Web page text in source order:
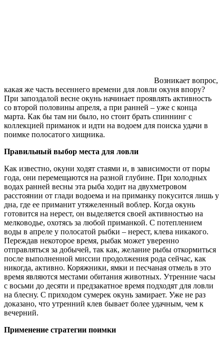
Возникает вопрос,
какая же часть весеннего времени для ловли окуня впору?
При запоздалой весне окунь начинает проявлять активность
со второй половины апреля, а при ранней – уже с конца
марта. Как бы там ни было, но стоит брать спиннинг с
коллекцией приманок и идти на водоем для поиска удачи в
поимке полосатого хищника.
Правильный выбор места для ловли
Как известно, окуни ходят стаями и, в зависимости от поры
года, они перемещаются на разной глубине. При холодных
водах ранней весны эта рыба ходит на двухметровом
расстоянии от глади водоема и на приманку покусится лишь у
дна, где ее приманит утяжеленный воблер. Когда окунь
готовится на нерест, он выделяется своей активностью на
мелководье, охотясь за любой приманкой. С потеплением
воды в апреле у полосатой рыбки – нерест, клева никакого.
Переждав некоторое время, рыбак может уверенно
отправляться за добычей, так как, желание рыбы откормиться
после выполненной миссии продолжения рода сейчас, как
никогда, активно. Коряжники, ямки и песчаная отмель в это
время являются местами обитания животных. Утренние часы
с восьми до десяти и предзакатное время подходят для ловли
на блесну. С приходом сумерек окунь замирает. Уже не раз
доказано, что утренний клев бывает более удачным, чем к
вечерний.
Применение стратегии поимки